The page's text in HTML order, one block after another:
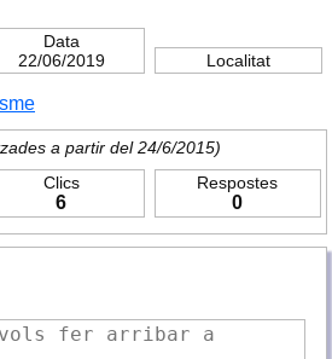
Data
22/06/2019
Localitat
a partir del 24/6/2015)
Clics
6
Respostes
0